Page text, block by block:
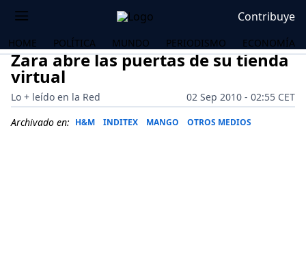
Contribuye
HOME POLÍTICA MUNDO PERIODISMO ECONOMÍA
Zara abre las puertas de su tienda
virtual
Lo + leído en la Red
02 Sep 2010 - 02:55 CET
Archivado en: H&M INDITEX MANGO OTROS MEDIOS